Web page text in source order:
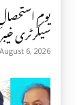
سیکرٹری
August 6, 2026